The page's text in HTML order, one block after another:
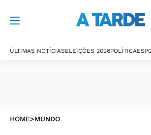
ÚLTIMAS NOTÍCIASELEIÇÕES 2026POLÍTICA
HOME>MUNDO